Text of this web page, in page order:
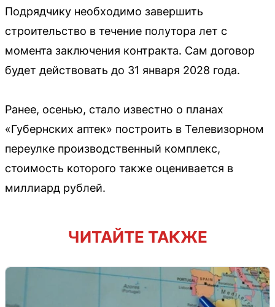
Подрядчику необходимо завершить
строительство в течение полутора лет с
момента заключения контракта. Сам договор
будет действовать до 31 января 2028 года.
Ранее, осенью, стало известно о планах
«Губернских аптек» построить в Телевизорном
переулке производственный комплекс,
стоимость которого также оценивается в
миллиард рублей.
ЧИТАЙТЕ ТАКЖЕ